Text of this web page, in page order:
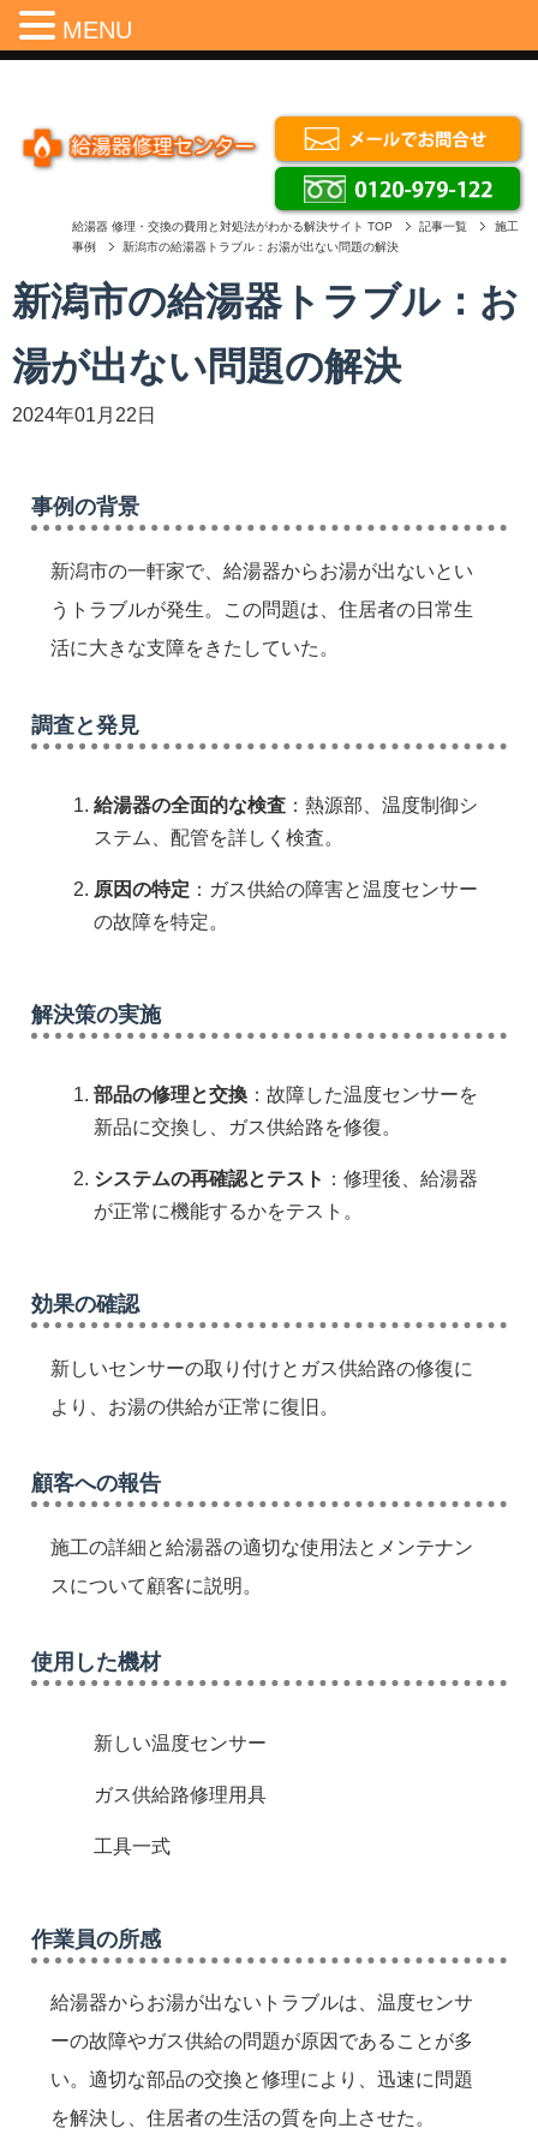
給湯器 修理・交換の費用と対処法がわかる解決サイト TOP 記事一覧
施工
事例
新潟市の給湯器トラブル：お湯が出ない問題の解決
新潟市の給湯器トラブル：お
湯が出ない問題の解決
2024年01月22日
事例の背景
新潟市の一軒家で、給湯器からお湯が出ないとい
うトラブルが発生。この問題は、住居者の日常生
活に大きな支障をきたしていた。
調査と発見
給湯器の全面的な検査 ：熱源部、温度制御シ
ステム、配管を詳しく検査。
原因の特定 ：ガス供給の障害と温度センサー
の故障を特定。
解決策の実施
部品の修理と交換 ：故障した温度センサーを
新品に交換し、ガス供給路を修復。
システムの再確認とテスト ：修理後、給湯器
が正常に機能するかをテスト。
効果の確認
新しいセンサーの取り付けとガス供給路の修復に
より、お湯の供給が正常に復旧。
顧客への報告
施工の詳細と給湯器の適切な使用法とメンテナン
スについて顧客に説明。
使用した機材
新しい温度センサー
ガス供給路修理用具
工具一式
作業員の所感
給湯器からお湯が出ないトラブルは、温度センサ
ーの故障やガス供給の問題が原因であることが多
い。適切な部品の交換と修理により、迅速に問題
を解決し、住居者の生活の質を向上させた。
MENU
Menu